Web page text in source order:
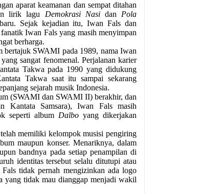
aparat keamanan dan sempat ditahan
lirik lagu Demokrasi Nasidan Pola
Sejak kejadian itu, Iwan Fals dan
Iwan Fals yang masih menyimpan
berharga.
bertajuk SWAMI pada 1989, nama Iwan
sangat fenomenal. Perjalanan karier
Takwa pada 1990 yang didukung
Takwa saat itu sampai sekarang
sejarah musik Indonesia.
(SWAMI dan SWAMI II) berakhir, dan
Kantata Samsara), Iwan Fals masih
seperti album Dalbo yang dikerjakan
memiliki kelompok musisi pengiring
maupun konser. Menariknya, dalam
bandnya pada setiap penampilan di
identitas tersebut selalu ditutupi atau
tidak pernah mengizinkan ada logo
yang tidak mau dianggap menjadi wakil